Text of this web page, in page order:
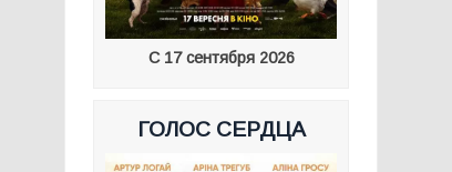
С 17 сентября 2026
ГОЛОС СЕРДЦА